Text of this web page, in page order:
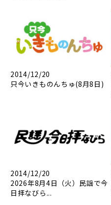
2014/12/20
只今いきものんちゅ(8月8日)
2014/12/20
2026年8月4日（火）民謡で今
日拝なびら...